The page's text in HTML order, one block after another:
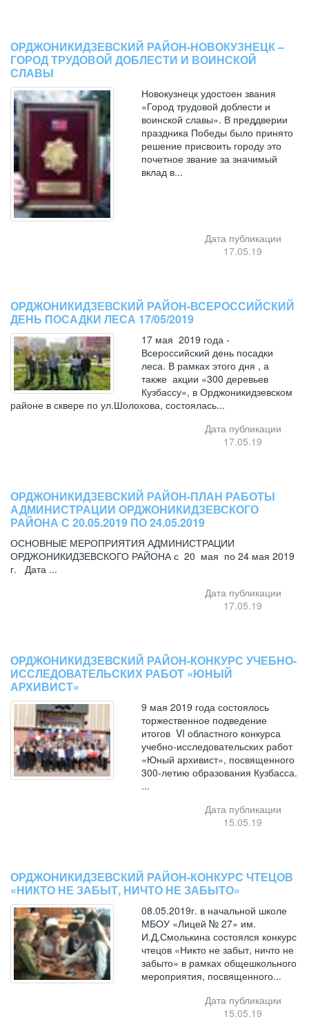
ОРДЖОНИКИДЗЕВСКИЙ РАЙОН-НОВОКУЗНЕЦК –
ГОРОД ТРУДОВОЙ ДОБЛЕСТИ И ВОИНСКОЙ
СЛАВЫ
Новокузнецк удостоен звания
«Город трудовой доблести и
воинской славы». В преддверии
праздника Победы было принято
решение присвоить городу это
почетное звание за значимый
вклад в...
Дата публикации
17.05.19
ОРДЖОНИКИДЗЕВСКИЙ РАЙОН-ВСЕРОССИЙСКИЙ
ДЕНЬ ПОСАДКИ ЛЕСА 17/05/2019
17 мая 2019 года -
Всероссийский день посадки
леса. В рамках этого дня , а
также акции «300 деревьев
Кузбассу», в Орджоникидзевском
районе в сквере по ул.Шолохова, состоялась...
Дата публикации
17.05.19
ОРДЖОНИКИДЗЕВСКИЙ РАЙОН-ПЛАН РАБОТЫ
АДМИНИСТРАЦИИ ОРДЖОНИКИДЗЕВСКОГО
РАЙОНА С 20.05.2019 ПО 24.05.2019
ОСНОВНЫЕ МЕРОПРИЯТИЯ АДМИНИСТРАЦИИ
ОРДЖОНИКИДЗЕВСКОГО РАЙОНА с 20 мая по 24 мая 2019
г. Дата ...
Дата публикации
17.05.19
ОРДЖОНИКИДЗЕВСКИЙ РАЙОН-КОНКУРС УЧЕБНО-
ИССЛЕДОВАТЕЛЬСКИХ РАБОТ «ЮНЫЙ
АРХИВИСТ»
9 мая 2019 года состоялось
торжественное подведение
итогов VI областного конкурса
учебно-исследовательских работ
«Юный архивист», посвященного
300-летию образования Кузбасса.
...
Дата публикации
15.05.19
ОРДЖОНИКИДЗЕВСКИЙ РАЙОН-КОНКУРС ЧТЕЦОВ
«НИКТО НЕ ЗАБЫТ, НИЧТО НЕ ЗАБЫТО»
08.05.2019г. в начальной школе
МБОУ «Лицей № 27» им.
И.Д.Смолькина состоялся конкурс
чтецов «Никто не забыт, ничто не
забыто» в рамках общешкольного
мероприятия, посвященного...
Дата публикации
15.05.19